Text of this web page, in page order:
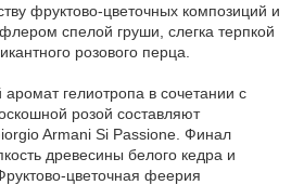
фруктово-цветочных композиций и
спелой груши, слегка терпкой
розового перца.
гелиотропа в сочетании с
розой составляют
Armani Si Passione. Финал
древесины белого кедра и
цветочная феерия